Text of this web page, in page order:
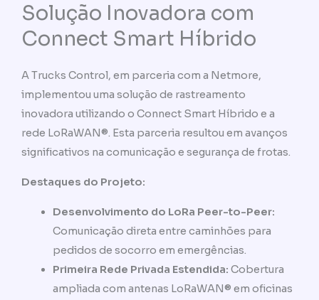
Solução Inovadora com
Connect Smart Híbrido
A Trucks Control, em parceria com a Netmore,
implementou uma solução de rastreamento
inovadora utilizando o Connect Smart Híbrido e a
rede LoRaWAN®. Esta parceria resultou em avanços
significativos na comunicação e segurança de frotas.
Destaques do Projeto:
Desenvolvimento do LoRa Peer-to-Peer:
Comunicação direta entre caminhões para
pedidos de socorro em emergências.
Primeira Rede Privada Estendida: Cobertura
ampliada com antenas LoRaWAN® em oficinas